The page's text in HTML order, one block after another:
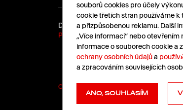
Dáme kafe?
Pošlete nám životopis.
Cookies
souborů cookies pro účely
cookie třetích stran používáme
a přizpůsobenou reklamu. Další
„Více informací“ nebo otevřením
informace o souborech cookie a
ochrany osobních údajůa
a zpracováním souvisejících
ANO, SOUHLASÍM